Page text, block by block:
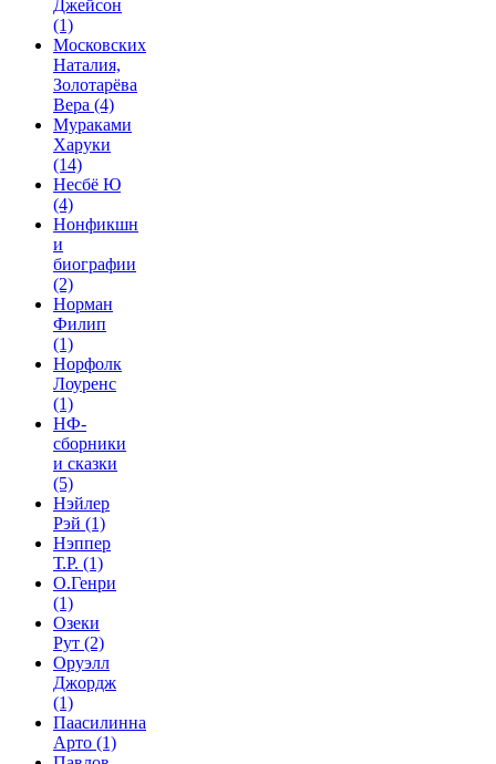
Джейсон
(1)
Московских
Наталия,
Золотарёва
Вера (4)
Мураками
Харуки
(14)
Несбё Ю
(4)
Нонфикшн
и
биографии
(2)
Норман
Филип
(1)
Норфолк
Лоуренс
(1)
НФ-
сборники
и сказки
(5)
Нэйлер
Рэй (1)
Нэппер
Т.Р. (1)
О.Генри
(1)
Озеки
Рут (2)
Оруэлл
Джордж
(1)
Паасилинна
Арто (1)